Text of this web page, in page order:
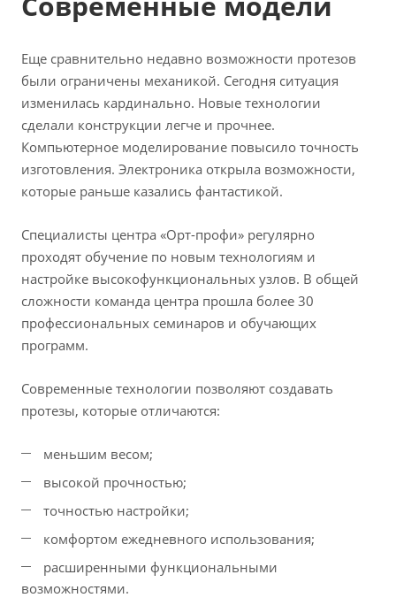
Еще сравнительно недавно возможности протезов
были ограничены механикой. Сегодня ситуация
изменилась кардинально. Новые технологии
сделали конструкции легче и прочнее.
Компьютерное моделирование повысило точность
изготовления. Электроника открыла возможности,
которые раньше казались фантастикой.
Специалисты центра «Орт-профи» регулярно
проходят обучение по новым технологиям и
настройке высокофункциональных узлов. В общей
сложности команда центра прошла более 30
профессиональных семинаров и обучающих
программ.
Современные технологии позволяют создавать
протезы, которые отличаются:
меньшим весом;
высокой прочностью;
точностью настройки;
комфортом ежедневного использования;
расширенными функциональными
возможностями.